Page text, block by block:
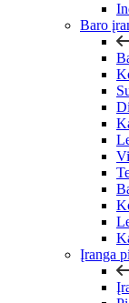
Baro
Įranga